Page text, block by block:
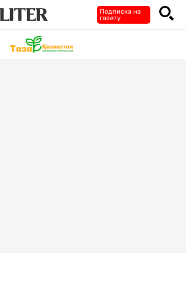
Подписка на
газету